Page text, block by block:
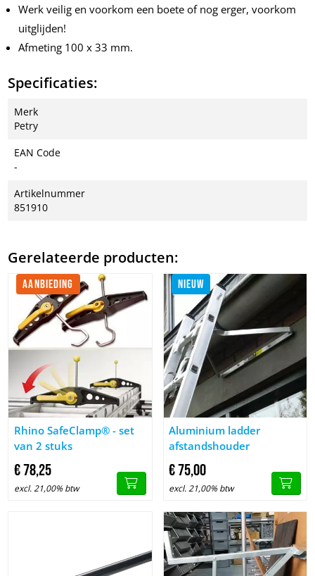
Werk veilig en voorkom een boete of nog erger, voorkom
uitglijden!
Afmeting 100 x 33 mm.
Specificaties:
Merk
Petry
EAN Code
-
Artikelnummer
851910
Gerelateerde producten:
AANBIEDING
Afbeelding Rhino SafeClamp® - set van 2 stuks
Rhino SafeClamp® - set
van 2 stuks
€78,25
excl. 21,00% btw
NIEUW
Afbeelding Aluminium ladder
Aluminium ladder
afstandshouder
€75,00
excl. 21,00% btw